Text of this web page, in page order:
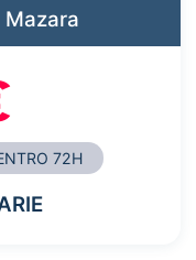
Mazara
72H